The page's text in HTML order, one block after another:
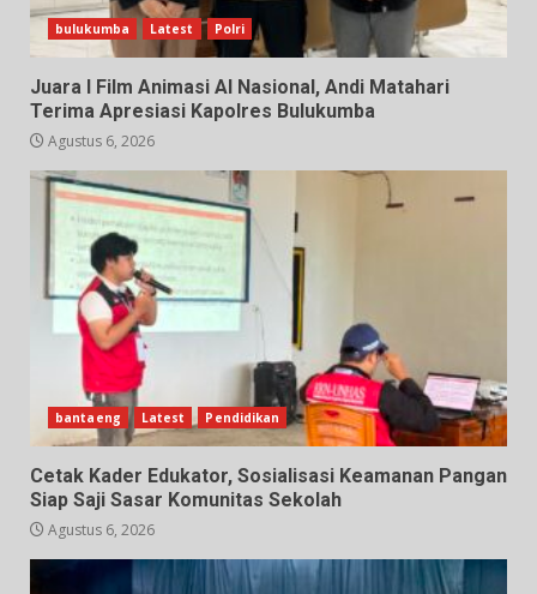
bulukumba Latest Polri
Juara I Film Animasi AI Nasional, Andi Matahari
Terima Apresiasi Kapolres Bulukumba
Agustus 6, 2026
bantaeng Latest Pendidikan
Cetak Kader Edukator, Sosialisasi Keamanan Pangan
Siap Saji Sasar Komunitas Sekolah
Agustus 6, 2026